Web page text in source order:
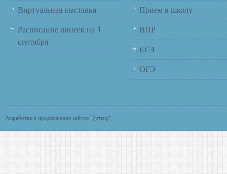
Виртуальная выставка
Расписание линеек на 1
сентября
Прием в школу
ВПР
ЕГЭ
ОГЭ
Разработка и продвижение сайтов "Руткор"